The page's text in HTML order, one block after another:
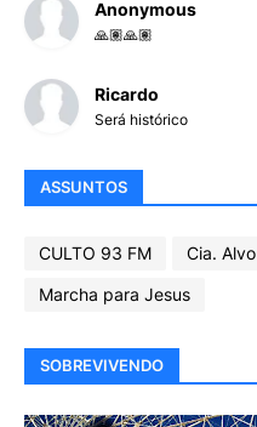
Anonymous
🙏🏽🙏🏽
Ricardo
Será histórico
ASSUNTOS
CULTO 93 FM Cia. Alvo
Marcha para Jesus
SOBREVIVENDO